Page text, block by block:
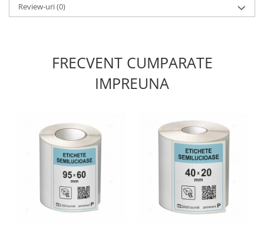
Review-uri(0)
FRECVENT CUMPARATE
IMPREUNA